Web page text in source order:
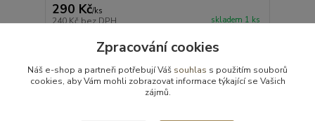
290 Kč/ks
240 Kčbez DPH skladem 1 ks
Detail
strana
Zpracování cookies
Náš e-shop a partneři potřebují Váš souhlas s použitím souborů
cookies, aby Vám mohli zobrazovat informace týkající se Vašich
zájmů.